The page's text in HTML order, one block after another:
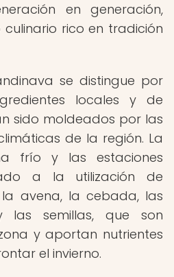
en generación,
rico en tradición
se distingue por
locales y de
sido moldeados por las
de la región. La
frío y las estaciones
a la utilización de
avena, la cebada, las
las semillas, que son
y aportan nutrientes
el invierno.